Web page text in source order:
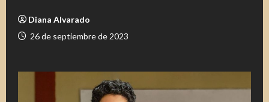
Diana Alvarado
26 de septiembre de 2023